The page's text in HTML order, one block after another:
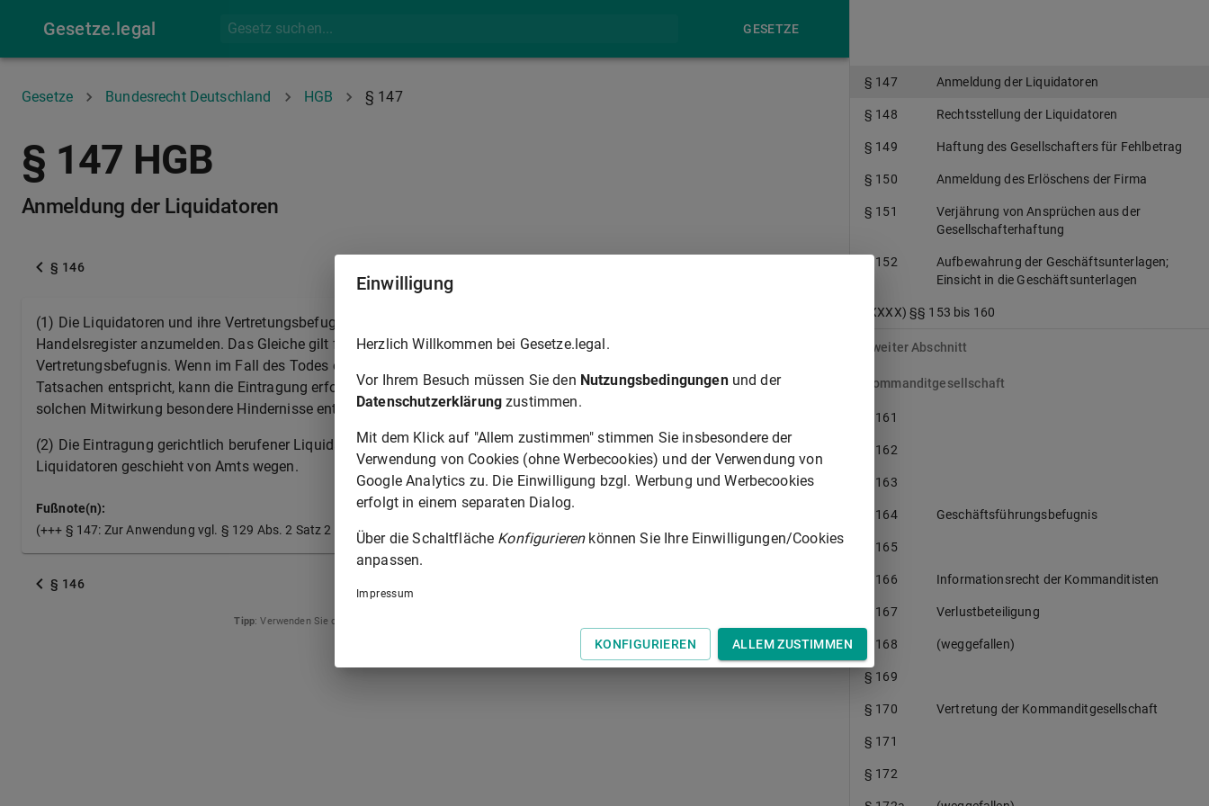
Gesetze.legal GESETZE
Gesetze Bundesrecht Deutschland HGB § 147
§ 147 HGB
Anmeldung der Liquidatoren
§ 146
(1) Die Liquidatoren und ihre Vertretungsbefugnis sind von sämtlichen Gesellschaftern zur Eintragung in das
Handelsregister anzumelden. Das Gleiche gilt für jede Änderung in der Person des Liquidators oder in seiner
Vertretungsbefugnis. Wenn im Fall des Todes eines Gesellschafters anzunehmen ist, dass die Anmeldung den
Tatsachen entspricht, kann die Eintragung erfolgen, auch ohne dass die Erben bei der Anmeldung mitwirken, sofern einer
solchen Mitwirkung besondere Hindernisse entgegenstehen.
(2) Die Eintragung gerichtlich berufener Liquidatoren sowie die Eintragung der gerichtlichen Abberufung von
Liquidatoren geschieht von Amts wegen.
Fußnote(n):
(+++ § 147: Zur Anwendung vgl. § 129 Abs. 2 Satz 2 KAGB u. § 154 Abs. 2 Nr. 2 KAGB +++)
§ 146
Tipp: Verwenden Sie die Pfeiltasten der Tastatur zur Navigation zwischen Normen.
§ 147 Anmeldung der Liquidatoren
§ 148 Rechtsstellung der Liquidatoren
§ 149 Haftung des Gesellschafters für Fehlbetrag
§ 150 Anmeldung des Erlöschens der Firma
§ 151
Verjährung von Ansprüchen aus der
Gesellschafterhaftung
§ 152
Aufbewahrung der Geschäftsunterlagen;
Einsicht in die Geschäftsunterlagen
(XXXX) §§ 153 bis 160
Zweiter Abschnitt
Kommanditgesellschaft
§ 161
§ 162
§ 163
§ 164 Geschäftsführungsbefugnis
§ 165
§ 166 Informationsrecht der Kommanditisten
§ 167 Verlustbeteiligung
§ 168 (weggefallen)
§ 169
§ 170 Vertretung der Kommanditgesellschaft
§ 171
§ 172
Einwilligung
Herzlich Willkommen bei Gesetze.legal.
Vor Ihrem Besuch müssen Sie den Nutzungsbedingungenund der
Datenschutzerklärung zustimmen.
Mit dem Klick auf "Allem zustimmen" stimmen Sie insbesondere der
Verwendung von Cookies (ohne Werbecookies) und der Verwendung von
Google Analytics zu. Die Einwilligung bzgl. Werbung und Werbecookies
erfolgt in einem separaten Dialog.
Über die Schaltfläche Konfigurierenkönnen Sie Ihre Einwilligungen/Cookies
anpassen.
Impressum
KONFIGURIEREN ALLEM ZUSTIMMEN